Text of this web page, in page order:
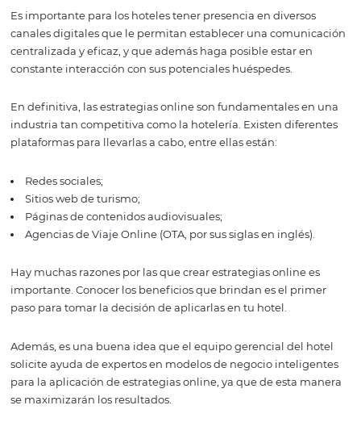
El Internet llegó al mundo para revolucionarlo. En el
los negocios, especialmente en la industria hotelera, se
convertido en una valiosa herramienta para captar
Es importante para los hoteles tener presencia en
centralizada y eficaz, y que además haga posible estar
constante interacción con sus potenciales huéspedes.
industria tan competitiva como la hotelería. Existen
plataformas para llevarlas a cabo, entre ellas están:
Sitios web de turismo;
Páginas de contenidos audiovisuales;
Agencias de Viaje Online (OTA, por sus siglas en